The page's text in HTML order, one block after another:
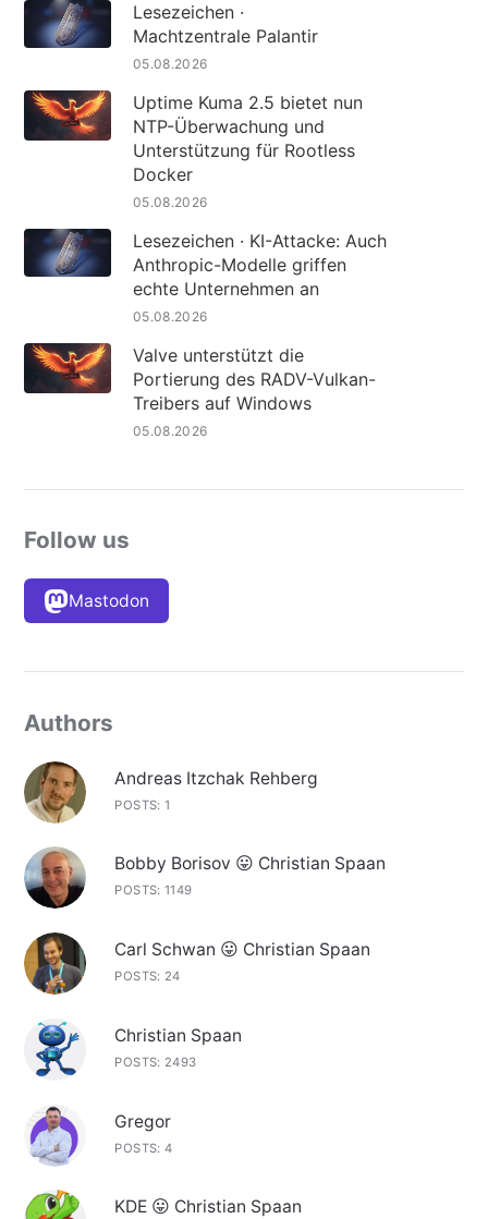
Lesezeichen ·
Machtzentrale Palantir
05.08.2026
Uptime Kuma 2.5 bietet nun
NTP-Überwachung und
Unterstützung für Rootless
Docker
05.08.2026
Lesezeichen · KI-Attacke: Auch
Anthropic-Modelle griffen
echte Unternehmen an
05.08.2026
Valve unterstützt die
Portierung des RADV-Vulkan-
Treibers auf Windows
05.08.2026
Follow us
Mastodon
Authors
Andreas Itzchak Rehberg
POSTS: 1
Bobby Borisov 😛 Christian Spaan
POSTS: 1149
Carl Schwan 😛 Christian Spaan
POSTS: 24
Christian Spaan
POSTS: 2493
Gregor
POSTS: 4
KDE 😛 Christian Spaan